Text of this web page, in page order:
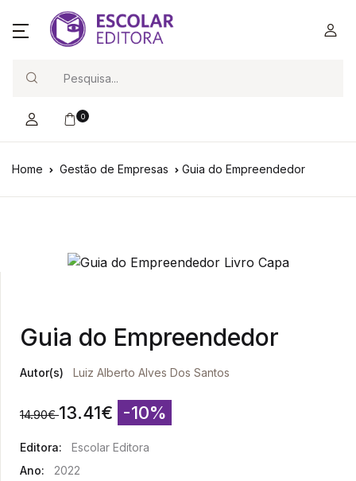
0
Home Gestão de Empresas Guia do Empreendedor
Guia do Empreendedor
Autor(s) Luiz Alberto Alves Dos Santos
14.90€ 13.41€ -10%
Editora:
Escolar Editora
Ano:
2022